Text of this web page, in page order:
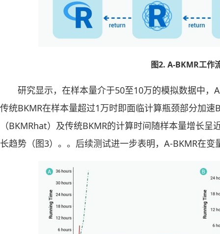
图2. A-BKMR工作
研究显示，在样本量介于50至10万的模拟数据中，
传统BKMR在样本量超过1万时即面临计算瓶颈部分加速
（BKMRhat）及传统BKMR的计算时间随样本量增长
长趋势（图3）。。后续测试进一步表明，A-BKMR在